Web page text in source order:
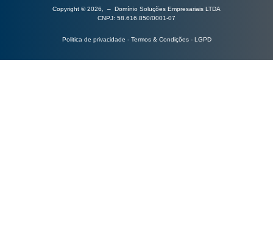
Copyright © 2026, – Domínio Soluções Empresariais LTDA
CNPJ: 58.616.850/0001-07
Politica de privacidade - Termos & Condições - LGPD